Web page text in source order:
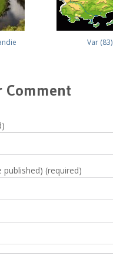
Var (83)
Comment
published) (required)